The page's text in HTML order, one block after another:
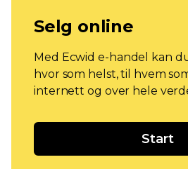
Selg online
Med Ecwid e-handel kan
hvor som helst, til hvem
internett og over hele
Start